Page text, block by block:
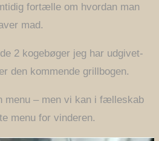
fortælle om hvordan man
mad.
2 kogebøger jeg har udgivet-
den kommende grillbogen.
menu – men vi kan i fælleskab
menu for vinderen.